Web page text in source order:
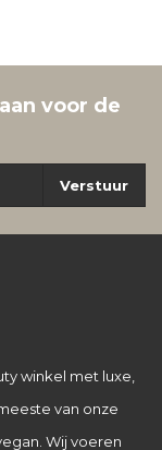
voor de
Verstuur
winkel met luxe,
van onze
Wij voeren